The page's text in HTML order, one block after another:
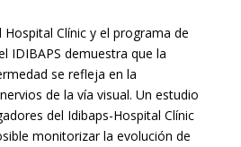
Clínic y el programa de
IDIBAPS demuestra que la
se refleja en la
de la vía visual. Un estudio
del Idibaps-Hospital Clínic
monitorizar la evolución de